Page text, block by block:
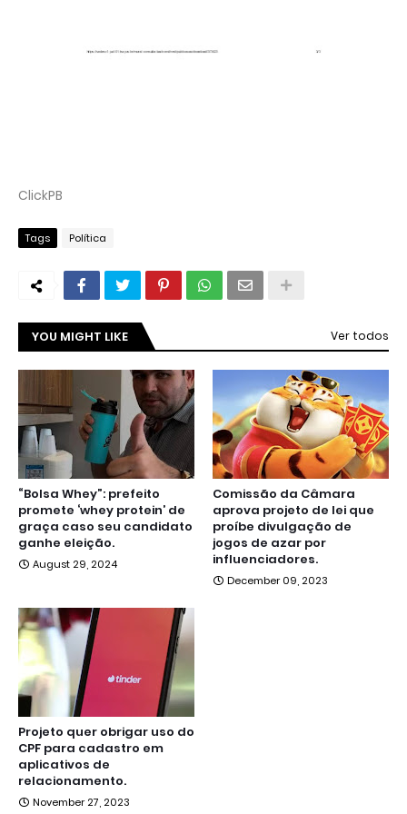
ClickPB
Tags Política
YOU MIGHT LIKE Ver todos
“Bolsa Whey”: prefeito
promete ‘whey protein’ de
graça caso seu candidato
ganhe eleição.
August 29, 2024
Comissão da Câmara
aprova projeto de lei que
proíbe divulgação de
jogos de azar por
influenciadores.
December 09, 2023
Projeto quer obrigar uso do
CPF para cadastro em
aplicativos de
relacionamento.
November 27, 2023